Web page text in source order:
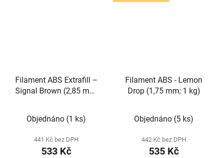
Filament ABS Extrafill –
Signal Brown (2,85 mm;
Objednáno (1 ks)
441 Kč bez DPH
533 Kč
Filament ABS - Lemon
Drop (1,75 mm; 1 kg)
Objednáno (5 ks)
442 Kč bez DPH
535 Kč